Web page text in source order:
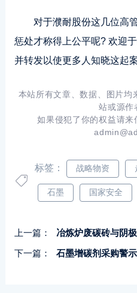
对于濮耐股份这几位高
惩处才称得上公平呢? 欢迎
并转发以使更多人知晓这起
本站所有文章、数据、图片均
站或源作
如果侵犯了你的权益请来
标签： 战略物资
石墨 国家安全
上一篇：
冶炼炉废碳砖与阴
下一篇：
石墨增碳剂采购警示：